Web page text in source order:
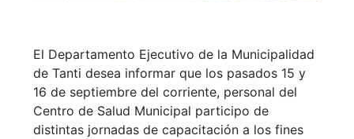
El Departamento Ejecutivo de la Municipalidad
de Tanti desea informar que los pasados 15 y
16 de septiembre del corriente, personal del
Centro de Salud Municipal participo de
distintas jornadas de capacitación a los fines